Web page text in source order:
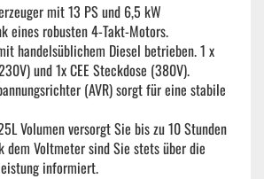
mit 13 PS und 6,5 kW
eines robusten 4-Takt-Motors.
handelsüblichem Diesel betrieben. 1 x
und 1x CEE Steckdose (380V).
(AVR) sorgt für eine stabile
Volumen versorgt Sie bis zu 10 Stunden
dem Voltmeter sind Sie stets über die
informiert.